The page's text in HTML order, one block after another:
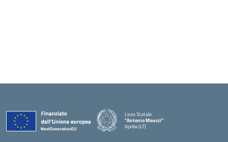
Liceo Statale
"Antonio Meucci"
Aprilia (LT)